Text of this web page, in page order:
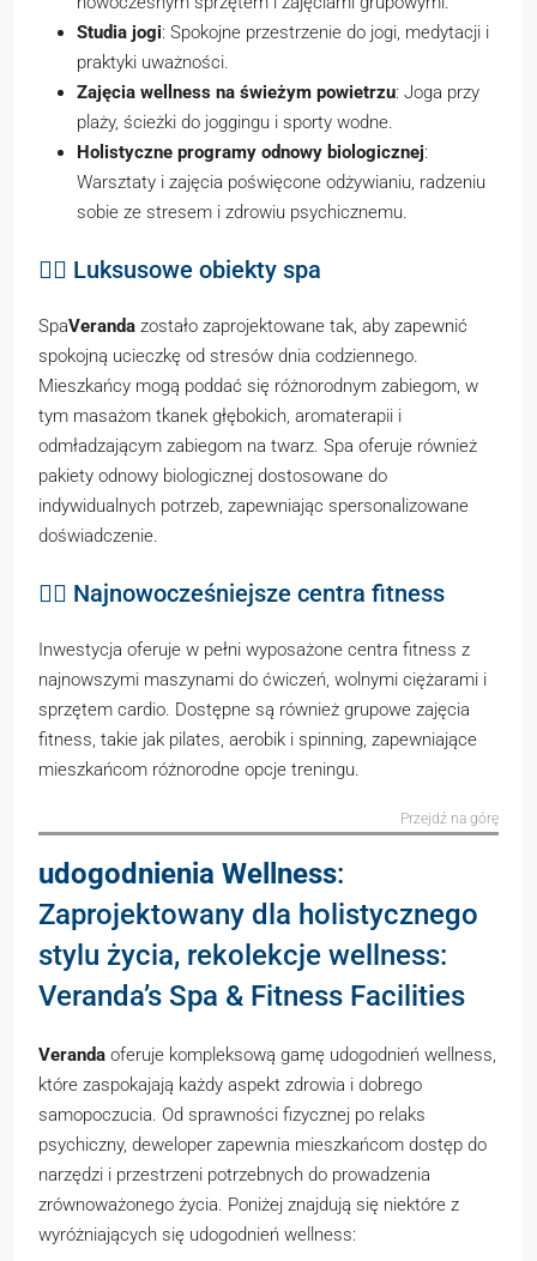
Studia jogi: Spokojne przestrzenie do jogi, medytacji i
praktyki uważności.
Zajęcia wellness na świeżym powietrzu: Joga przy
plaży, ścieżki do joggingu i sporty wodne.
Holistyczne programy odnowy biologicznej:
Warsztaty i zajęcia poświęcone odżywianiu, radzeniu
sobie ze stresem i zdrowiu psychicznemu.
💆‍♂️ Luksusowe obiekty spa
SpaVeranda zostało zaprojektowane tak, aby zapewnić
spokojną ucieczkę od stresów dnia codziennego.
Mieszkańcy mogą poddać się różnorodnym zabiegom, w
tym masażom tkanek głębokich, aromaterapii i
odmładzającym zabiegom na twarz. Spa oferuje również
pakiety odnowy biologicznej dostosowane do
indywidualnych potrzeb, zapewniając spersonalizowane
doświadczenie.
🏋️‍♂️ Najnowocześniejsze centra fitness
Inwestycja oferuje w pełni wyposażone centra fitness z
najnowszymi maszynami do ćwiczeń, wolnymi ciężarami i
sprzętem cardio. Dostępne są również grupowe zajęcia
fitness, takie jak pilates, aerobik i spinning, zapewniające
mieszkańcom różnorodne opcje treningu.
Przejdź na górę
udogodnienia Wellness:
Zaprojektowany dla holistycznego
stylu życia, rekolekcje wellness:
Veranda’s Spa & Fitness Facilities
Veranda oferuje kompleksową gamę udogodnień wellness,
które zaspokajają każdy aspekt zdrowia i dobrego
samopoczucia. Od sprawności fizycznej po relaks
psychiczny, deweloper zapewnia mieszkańcom dostęp do
narzędzi i przestrzeni potrzebnych do prowadzenia
zrównoważonego życia. Poniżej znajdują się niektóre z
wyróżniających się udogodnień wellness: